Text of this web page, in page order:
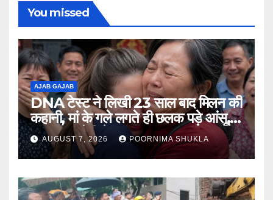
You missed
AJAB GAJAB
DNA टेस्ट ने लिखी 23 साल बाद मिलन की
कहानी, मां के गले लगते ही छलक पड़े आंसू,
भावुक कर देगी ये मुलाकात…
AUGUST 7, 2026 POORNIMA SHUKLA